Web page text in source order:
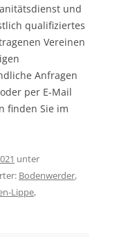
und
qualifiziertes
Vereinen
Anfragen
per E-Mail
finden Sie im
unter
Bodenwerder,
Lippe,